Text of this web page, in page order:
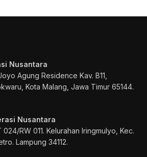
Nusantara
Agung Residence Kav. B11,
Kota Malang, Jawa Timur 65144.
Nusantara
024/RW 011. Kelurahan Iringmulyo, Kec.
Lampung 34112.